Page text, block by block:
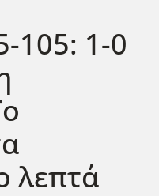
105: 1-0
λεπτά